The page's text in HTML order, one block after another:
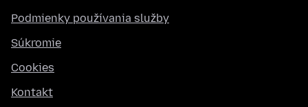
Podmienky používania služby
Súkromie
Cookies
Kontakt